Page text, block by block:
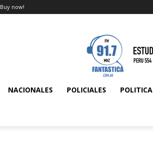
Buy now!
NACIONALES POLICIALES POLITICA